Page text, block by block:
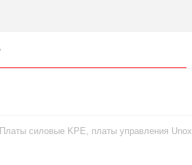
Платы силовые KPE, платы управления Unox